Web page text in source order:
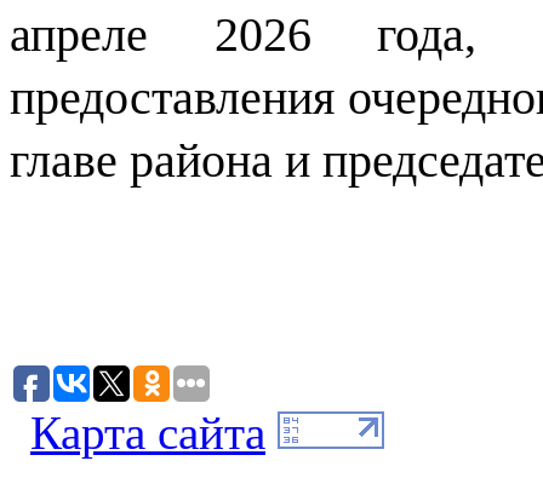
апреле 2026 года,
предоставления
главе района и
Карта сайта